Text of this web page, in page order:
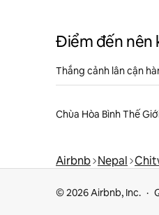
Điểm đến nên
Thắng cảnh lân cận
Chùa Hòa Bình Thế
Airbnb Nepal
© 2026 Airbnb, Inc.